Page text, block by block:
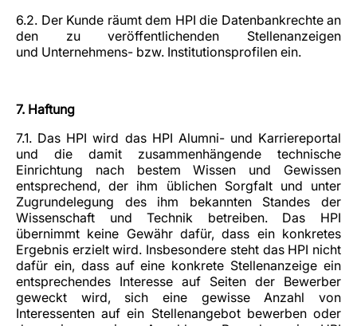
6.2. Der Kunde räumt dem HPI die Datenbankrechte an
den zu veröffentlichenden Stellenanzeigen
und Unternehmens- bzw. Institutionsprofilen ein.
7. Haftung
7.1. Das HPI wird das HPI Alumni- und Karriereportal
und die damit zusammenhängende technische
Einrichtung nach bestem Wissen und Gewissen
entsprechend, der ihm üblichen Sorgfalt und unter
Zugrundelegung des ihm bekannten Standes der
Wissenschaft und Technik betreiben. Das HPI
übernimmt keine Gewähr dafür, dass ein konkretes
Ergebnis erzielt wird. Insbesondere steht das HPI nicht
dafür ein, dass auf eine konkrete Stellenanzeige ein
entsprechendes Interesse auf Seiten der Bewerber
geweckt wird, sich eine gewisse Anzahl von
Interessenten auf ein Stellenangebot bewerben oder